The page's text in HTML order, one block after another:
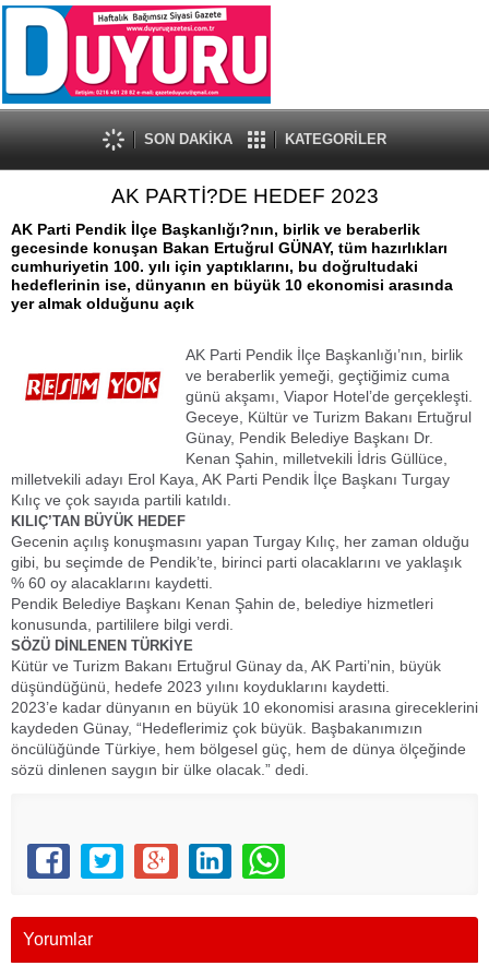
SON DAKİKA KATEGORİLER
AK PARTİ?DE HEDEF 2023
AK Parti Pendik İlçe Başkanlığı?nın, birlik ve beraberlik
gecesinde konuşan Bakan Ertuğrul GÜNAY, tüm hazırlıkları
cumhuriyetin 100. yılı için yaptıklarını, bu doğrultudaki
hedeflerinin ise, dünyanın en büyük 10 ekonomisi arasında
yer almak olduğunu açık
AK Parti Pendik İlçe Başkanlığı’nın, birlik
ve beraberlik yemeği, geçtiğimiz cuma
günü akşamı, Viapor Hotel’de gerçekleşti.
Geceye, Kültür ve Turizm Bakanı Ertuğrul
Günay, Pendik Belediye Başkanı Dr.
Kenan Şahin, milletvekili İdris Güllüce,
milletvekili adayı Erol Kaya, AK Parti Pendik İlçe Başkanı Turgay
Kılıç ve çok sayıda partili katıldı.
KILIÇ’TAN BÜYÜK HEDEF
Gecenin açılış konuşmasını yapan Turgay Kılıç, her zaman olduğu
gibi, bu seçimde de Pendik’te, birinci parti olacaklarını ve yaklaşık
% 60 oy alacaklarını kaydetti.
Pendik Belediye Başkanı Kenan Şahin de, belediye hizmetleri
konusunda, partililere bilgi verdi.
SÖZÜ DİNLENEN TÜRKİYE
Kütür ve Turizm Bakanı Ertuğrul Günay da, AK Parti’nin, büyük
düşündüğünü, hedefe 2023 yılını koyduklarını kaydetti.
2023’e kadar dünyanın en büyük 10 ekonomisi arasına gireceklerini
kaydeden Günay, “Hedeflerimiz çok büyük. Başbakanımızın
öncülüğünde Türkiye, hem bölgesel güç, hem de dünya ölçeğinde
sözü dinlenen saygın bir ülke olacak.” dedi.
Yorumlar